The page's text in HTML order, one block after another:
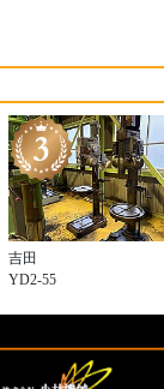
吉田
YD2-55